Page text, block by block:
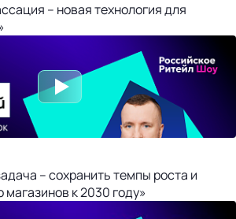
– новая технология для
– сохранить темпы роста и
к 2030 году»